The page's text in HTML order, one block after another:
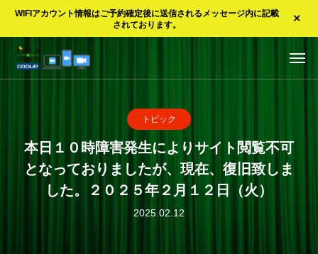
WIFIアカウント情報はご予約確定後に送信されるメッセージ内に記載
されております。
トピック
本日１０時障害発生によりサイト閲覧不可
となっておりましたが、現在、復旧致しま
した。２０２５年２月１２日（火）
2025.02.12